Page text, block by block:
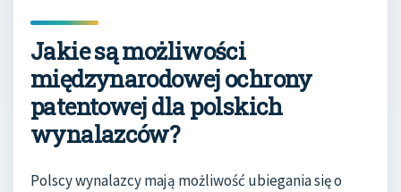
Jakie są możliwości
międzynarodowej ochrony
patentowej dla polskich
wynalazców?
Polscy wynalazcy mają możliwość ubiegania się o